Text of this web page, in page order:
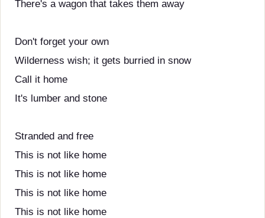
There's a wagon that takes them away
Don't forget your own
Wilderness wish; it gets burried in snow
Call it home
It's lumber and stone
Stranded and free
This is not like home
This is not like home
This is not like home
This is not like home